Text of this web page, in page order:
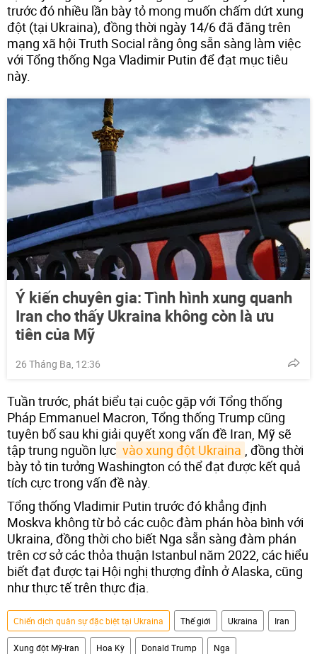
trước đó nhiều lần bày tỏ mong muốn chấm dứt xung
đột (tại Ukraina), đồng thời ngày 14/6 đã đăng trên
mạng xã hội Truth Social rằng ông sẵn sàng làm việc
với Tổng thống Nga Vladimir Putin để đạt mục tiêu
này.
Ý kiến chuyên gia: Tình hình xung quanh
Iran cho thấy Ukraina không còn là ưu
tiên của Mỹ
26 Tháng Ba, 12:36
Tuần trước, phát biểu tại cuộc gặp với Tổng thống
Pháp Emmanuel Macron, Tổng thống Trump cũng
tuyên bố sau khi giải quyết xong vấn đề Iran, Mỹ sẽ
tập trung nguồn lực vào xung đột Ukraina , đồng thời
bày tỏ tin tưởng Washington có thể đạt được kết quả
tích cực trong vấn đề này.
Tổng thống Vladimir Putin trước đó khẳng định
Moskva không từ bỏ các cuộc đàm phán hòa bình với
Ukraina, đồng thời cho biết Nga sẵn sàng đàm phán
trên cơ sở các thỏa thuận Istanbul năm 2022, các hiểu
biết đạt được tại Hội nghị thượng đỉnh ở Alaska, cũng
như thực tế trên thực địa.
Chiến dịch quân sự đặc biệt tại Ukraina Thế giới Ukraina Iran
Xung đột Mỹ-Iran Hoa Kỳ Donald Trump Nga